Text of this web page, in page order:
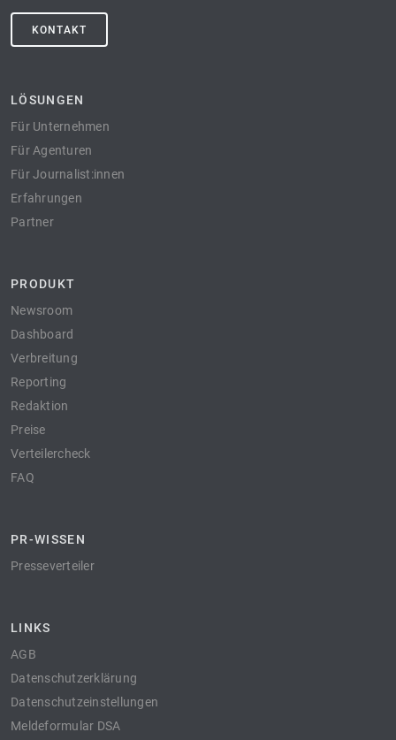
KONTAKT
LÖSUNGEN
Für Unternehmen
Für Agenturen
Für Journalist:innen
Erfahrungen
Partner
PRODUKT
Newsroom
Dashboard
Verbreitung
Reporting
Redaktion
Preise
Verteilercheck
FAQ
PR-WISSEN
Presseverteiler
LINKS
AGB
Datenschutzerklärung
Datenschutzeinstellungen
Meldeformular DSA